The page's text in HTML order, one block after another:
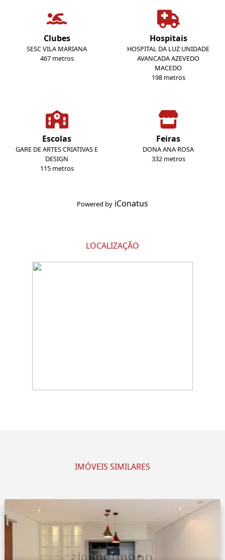
Clubes
SESC VILA MARIANA
467 metros
Hospitais
HOSPITAL DA LUZ UNIDADE
AVANCADA AZEVEDO
MACEDO
198 metros
Escolas
GARE DE ARTES CRIATIVAS E
DESIGN
115 metros
Feiras
DONA ANA ROSA
332 metros
Powered by iConatus
LOCALIZAÇÃO
IMÓVEIS SIMILARES